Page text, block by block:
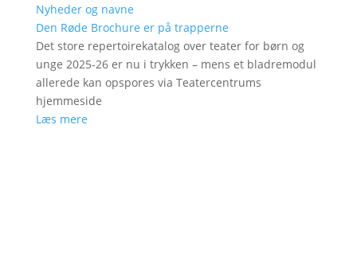
Nyheder og navne
Den Røde Brochure er på trapperne
Det store repertoirekatalog over teater for børn og
unge 2025-26 er nu i trykken – mens et bladremodul
allerede kan opspores via Teatercentrums
hjemmeside
Læs mere